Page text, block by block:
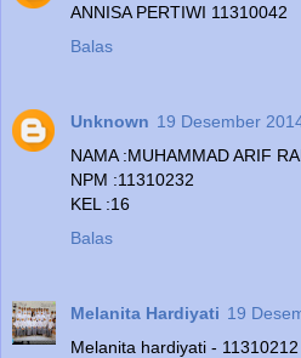
ANNISA PERTIWI 11310042
Balas
Unknown 19 Desember
NAMA :MUHAMMAD ARIF
NPM :11310232
KEL :16
Balas
Melanita Hardiyati 19
Melanita hardiyati - 11310212